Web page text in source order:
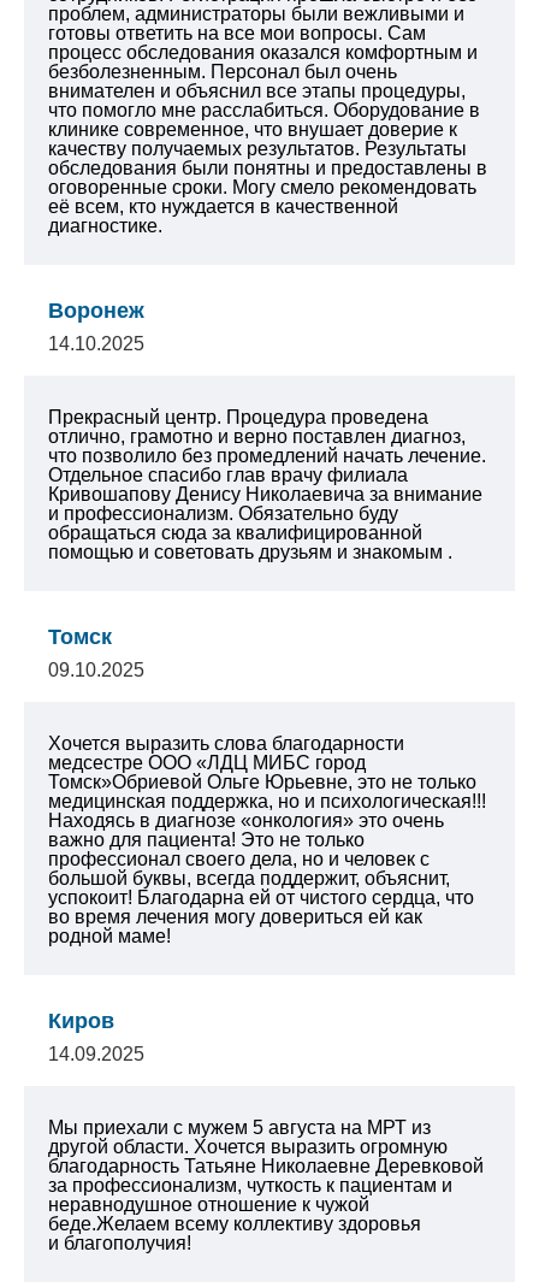
проблем, администраторы были вежливыми и
готовы ответить на все мои вопросы. Сам
процесс обследования оказался комфортным и
безболезненным. Персонал был очень
внимателен и объяснил все этапы процедуры,
что помогло мне расслабиться. Оборудование в
клинике современное, что внушает доверие к
качеству получаемых результатов. Результаты
обследования были понятны и предоставлены в
оговоренные сроки. Могу смело рекомендовать
её всем, кто нуждается в качественной
диагностике.
Воронеж
14.10.2025
Прекрасный центр. Процедура проведена
отлично, грамотно и верно поставлен диагноз,
что позволило без промедлений начать лечение.
Отдельное спасибо глав врачу филиала
Кривошапову Денису Николаевича за внимание
и профессионализм. Обязательно буду
обращаться сюда за квалифицированной
помощью и советовать друзьям и знакомым .
Томск
09.10.2025
Хочется выразить слова благодарности
медсестре ООО «ЛДЦ МИБС город
Томск»Обриевой Ольге Юрьевне, это не только
медицинская поддержка, но и психологическая!!!
Находясь в диагнозе «онкология» это очень
важно для пациента! Это не только
профессионал своего дела, но и человек с
большой буквы, всегда поддержит, объяснит,
успокоит! Благодарна ей от чистого сердца, что
во время лечения могу довериться ей как
родной маме!
Киров
14.09.2025
Мы приехали с мужем 5 августа на МРТ из
другой области. Хочется выразить огромную
благодарность Татьяне Николаевне Деревковой
за профессионализм, чуткость к пациентам и
неравнодушное отношение к чужой
беде.Желаем всему коллективу здоровья
и благополучия!